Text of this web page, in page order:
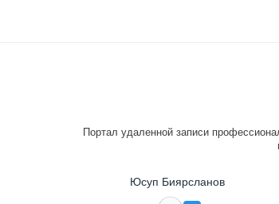
Портал удаленной записи
Юсуп Биярсланов